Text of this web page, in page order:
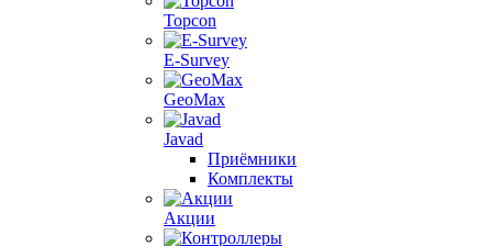
Topcon
E-Survey
GeoMax
Javad
Приёмники
Комплекты
Акции